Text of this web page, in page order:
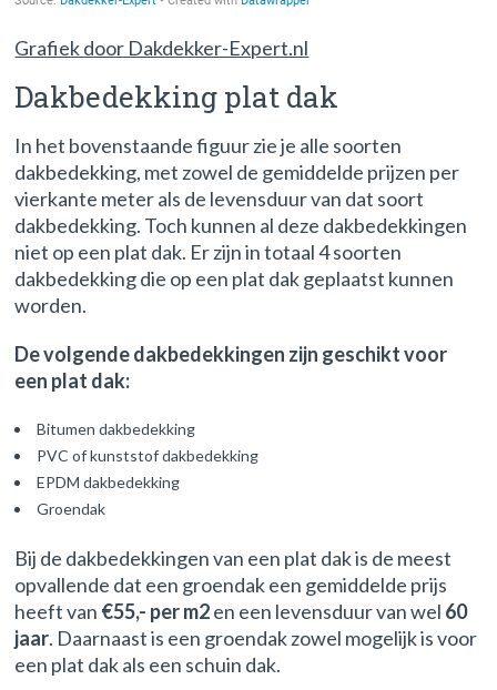
Grafiek door Dakdekker-Expert.nl
Dakbedekking plat dak
In het bovenstaande figuur zie je alle soorten
dakbedekking, met zowel de gemiddelde prijzen per
vierkante meter als de levensduur van dat soort
dakbedekking. Toch kunnen al deze dakbedekkingen
niet op een plat dak. Er zijn in totaal 4 soorten
dakbedekking die op een plat dak geplaatst kunnen
worden.
De volgende dakbedekkingen zijn geschikt voor
een plat dak:
Bitumen dakbedekking
PVC of kunststof dakbedekking
EPDM dakbedekking
Groendak
Bij de dakbedekkingen van een plat dak is de meest
opvallende dat een groendak een gemiddelde prijs
heeft van €55,- per m2en een levensduur van wel 60
jaar. Daarnaast is een groendak zowel mogelijk is voor
een plat dak als een schuin dak.